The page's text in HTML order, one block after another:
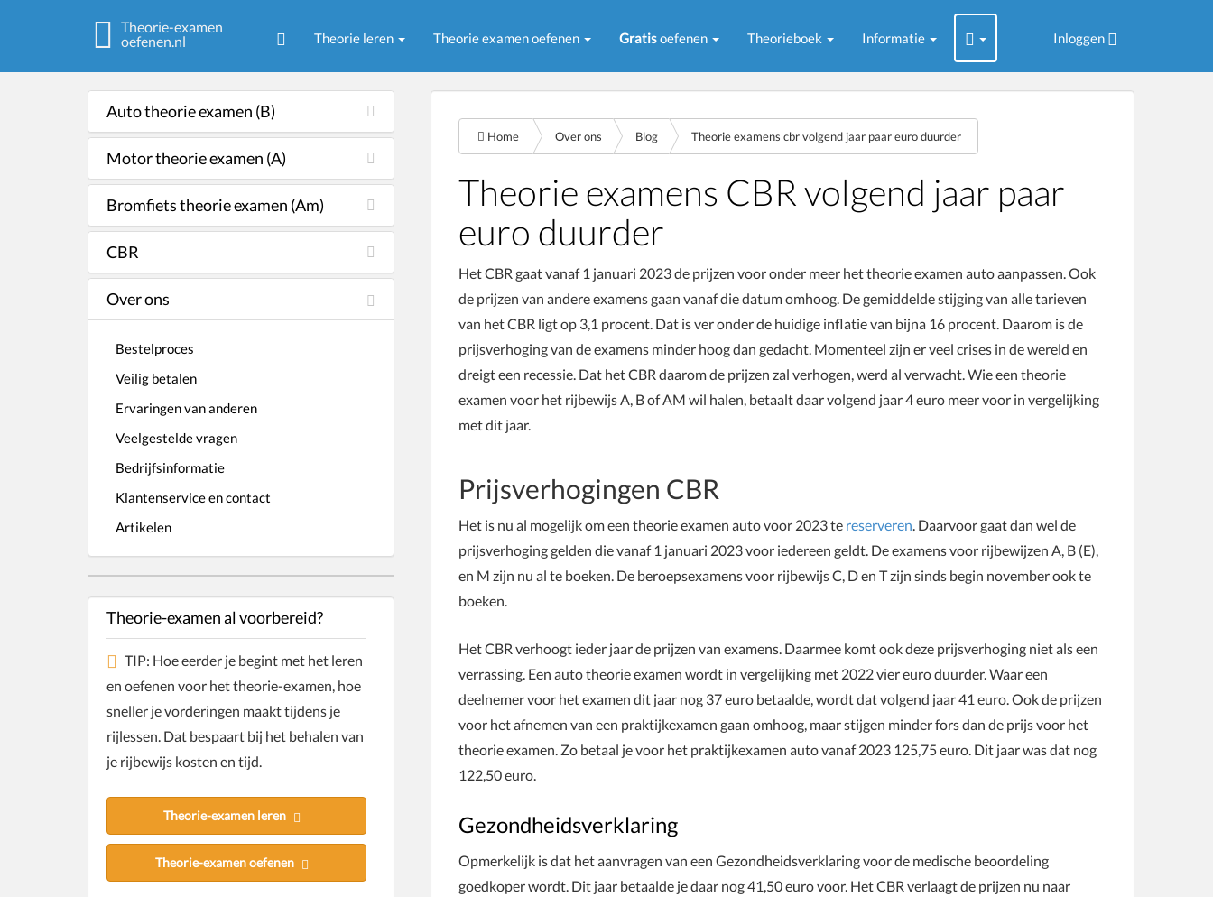
Theorie-examen
oefenen.nl
Theorie leren Theorie examen oefenen Gratisoefenen Theorieboek Informatie Inloggen
Home Over ons Blog Theorie examens cbr volgend jaar paar euro duurder
Theorie examens CBR volgend jaar paar
euro duurder
Het CBR gaat vanaf 1 januari 2023 de prijzen voor onder meer het theorie examen auto aanpassen. Ook
de prijzen van andere examens gaan vanaf die datum omhoog. De gemiddelde stijging van alle tarieven
van het CBR ligt op 3,1 procent. Dat is ver onder de huidige inflatie van bijna 16 procent. Daarom is de
prijsverhoging van de examens minder hoog dan gedacht. Momenteel zijn er veel crises in de wereld en
dreigt een recessie. Dat het CBR daarom de prijzen zal verhogen, werd al verwacht. Wie een theorie
examen voor het rijbewijs A, B of AM wil halen, betaalt daar volgend jaar 4 euro meer voor in vergelijking
met dit jaar.
Prijsverhogingen CBR
Het is nu al mogelijk om een theorie examen auto voor 2023 te reserveren. Daarvoor gaat dan wel de
prijsverhoging gelden die vanaf 1 januari 2023 voor iedereen geldt. De examens voor rijbewijzen A, B (E),
en M zijn nu al te boeken. De beroepsexamens voor rijbewijs C, D en T zijn sinds begin november ook te
boeken.
Het CBR verhoogt ieder jaar de prijzen van examens. Daarmee komt ook deze prijsverhoging niet als een
verrassing. Een auto theorie examen wordt in vergelijking met 2022 vier euro duurder. Waar een
deelnemer voor het examen dit jaar nog 37 euro betaalde, wordt dat volgend jaar 41 euro. Ook de prijzen
voor het afnemen van een praktijkexamen gaan omhoog, maar stijgen minder fors dan de prijs voor het
theorie examen. Zo betaal je voor het praktijkexamen auto vanaf 2023 125,75 euro. Dit jaar was dat nog
122,50 euro.
Gezondheidsverklaring
Opmerkelijk is dat het aanvragen van een Gezondheidsverklaring voor de medische beoordeling
goedkoper wordt. Dit jaar betaalde je daar nog 41,50 euro voor. Het CBR verlaagt de prijzen nu naar
Auto theorie examen (B)
Motor theorie examen (A)
Bromfiets theorie examen (Am)
CBR
Over ons
Bestelproces
Veilig betalen
Ervaringen van anderen
Veelgestelde vragen
Bedrijfsinformatie
Klantenservice en contact
Artikelen
Theorie-examen al voorbereid?
TIP: Hoe eerder je begint met het leren
en oefenen voor het theorie-examen, hoe
sneller je vorderingen maakt tijdens je
rijlessen. Dat bespaart bij het behalen van
je rijbewijs kosten en tijd.
Theorie-examen leren
Theorie-examen oefenen